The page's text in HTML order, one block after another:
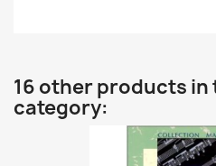
16 other products in
category: